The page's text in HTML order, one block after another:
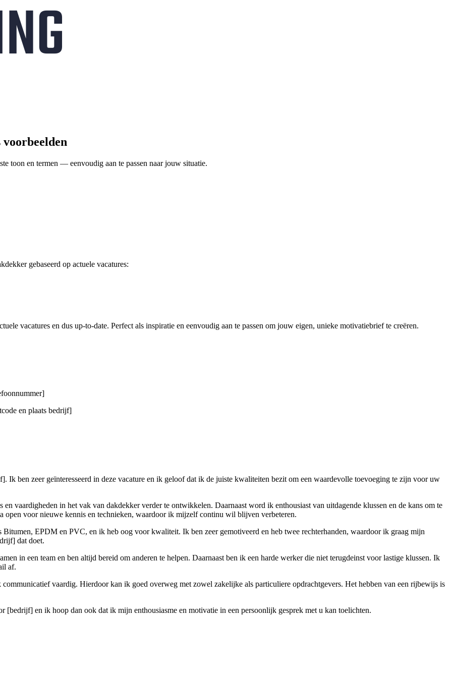
toon en termen — eenvoudig aan te passen naar jouw situatie.
gebaseerd op actuele vacatures:
vacatures en dus up-to-date. Perfect als inspiratie en eenvoudig aan te passen om jouw eigen, unieke motivatiebrief te creëren.
en plaats bedrijf]
ben zeer geïnteresseerd in deze vacature en ik geloof dat ik de juiste kwaliteiten bezit om een waardevolle toevoeging te zijn voor uw
vaardigheden in het vak van dakdekker verder te ontwikkelen. Daarnaast word ik enthousiast van uitdagende klussen en de kans om te
open voor nieuwe kennis en technieken, waardoor ik mijzelf continu wil blijven verbeteren.
EPDM en PVC, en ik heb oog voor kwaliteit. Ik ben zeer gemotiveerd en heb twee rechterhanden, waardoor ik graag mijn
dat doet.
in een team en ben altijd bereid om anderen te helpen. Daarnaast ben ik een harde werker die niet terugdeinst voor lastige klussen. Ik
af.
vaardig. Hierdoor kan ik goed overweg met zowel zakelijke als particuliere opdrachtgevers. Het hebben van een rijbewijs is
en ik hoop dan ook dat ik mijn enthousiasme en motivatie in een persoonlijk gesprek met u kan toelichten.